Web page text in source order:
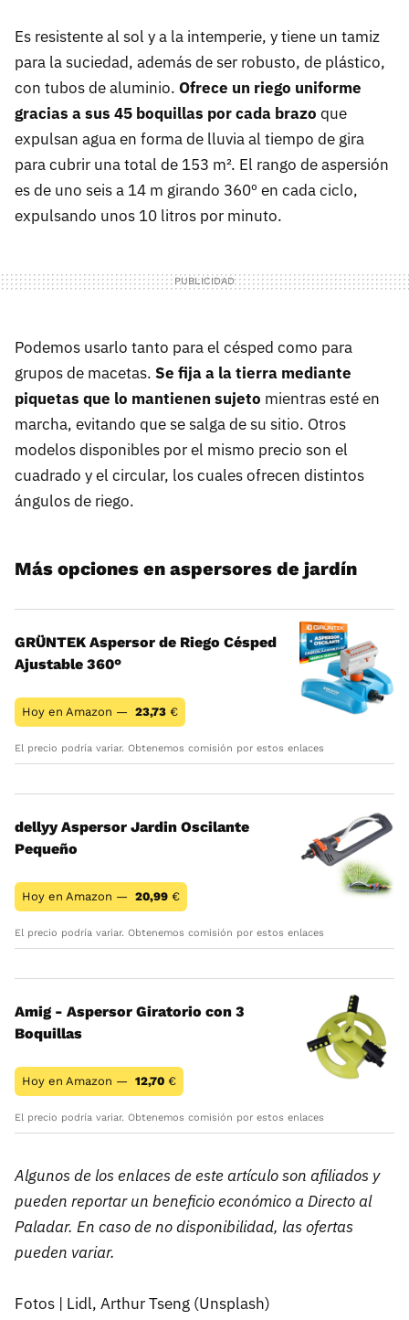
Es resistente al sol y a la intemperie, y tiene un tamiz
para la suciedad, además de ser robusto, de plástico,
con tubos de aluminio. Ofrece un riego uniforme
gracias a sus 45 boquillas por cada brazo que
expulsan agua en forma de lluvia al tiempo de gira
para cubrir una total de 153 m². El rango de aspersión
es de uno seis a 14 m girando 360º en cada ciclo,
expulsando unos 10 litros por minuto.
Podemos usarlo tanto para el césped como para
grupos de macetas. Se fija a la tierra mediante
piquetas que lo mantienen sujeto mientras esté en
marcha, evitando que se salga de su sitio. Otros
modelos disponibles por el mismo precio son el
cuadrado y el circular, los cuales ofrecen distintos
ángulos de riego.
Más opciones en aspersores de jardín
GRÜNTEK Aspersor de Riego Césped
Ajustable 360°
Hoy en Amazon — 23,73 €
El precio podría variar. Obtenemos comisión por estos enlaces
dellyy Aspersor Jardin Oscilante
Pequeño
Hoy en Amazon — 20,99 €
El precio podría variar. Obtenemos comisión por estos enlaces
Amig - Aspersor Giratorio con 3
Boquillas
Hoy en Amazon — 12,70 €
El precio podría variar. Obtenemos comisión por estos enlaces
Algunos de los enlaces de este artículo son afiliados y
pueden reportar un beneficio económico a Directo al
Paladar. En caso de no disponibilidad, las ofertas
pueden variar.
Fotos | Lidl, Arthur Tseng (Unsplash)